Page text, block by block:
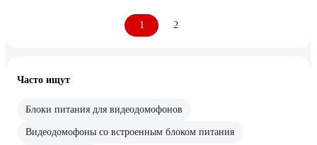
1 2
Часто ищут
Блоки питания для видеодомофонов
Видеодомофоны со встроенным блоком питания